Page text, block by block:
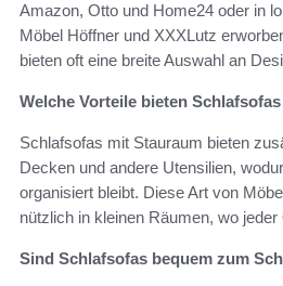
Amazon, Otto und Home24 oder in
Möbel Höffner und XXXLutz
bieten oft eine breite Auswahl an
Welche Vorteile bieten
Schlafsofas mit Stauraum bieten
Decken und andere Utensilien,
organisiert bleibt. Diese Art von
nützlich in kleinen Räumen, wo
Sind Schlafsofas bequem zum